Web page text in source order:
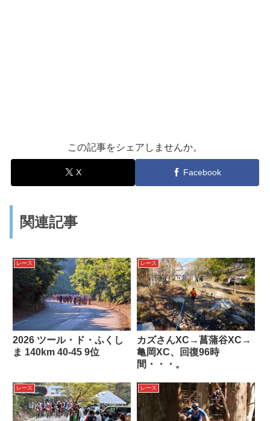
この記事をシェアしませんか。
X Facebook
関連記事
レース
2026 ツール・ド・ふくし
ま 140km 40-45 9位
レース
カズさんXC→菖蒲谷XC→
亀岡XC、回復96時
間・・・。
レース レース